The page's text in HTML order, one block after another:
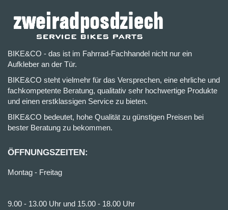
BIKE&CO - das ist im Fahrrad-Fachhandel nicht nur ein
Aufkleber an der Tür.
BIKE&CO steht vielmehr für das Versprechen, eine ehrliche und
fachkompetente Beratung, qualitativ sehr hochwertige Produkte
und einen erstklassigen Service zu bieten.
BIKE&CO bedeutet, hohe Qualität zu günstigen Preisen bei
bester Beratung zu bekommen.
ÖFFNUNGSZEITEN:
Montag - Freitag
9.00 - 13.00 Uhr und 15.00 - 18.00 Uhr